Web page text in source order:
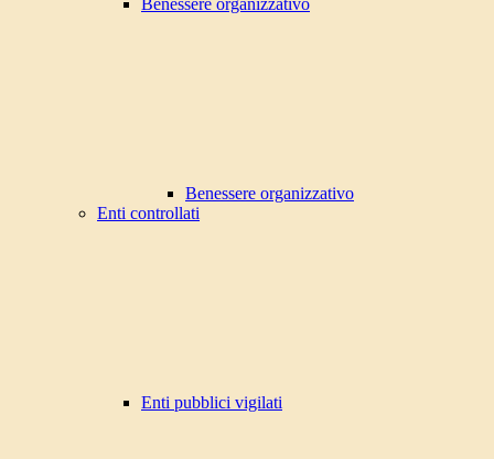
Benessere organizzativo
Benessere organizzativo
Enti controllati
Enti pubblici vigilati